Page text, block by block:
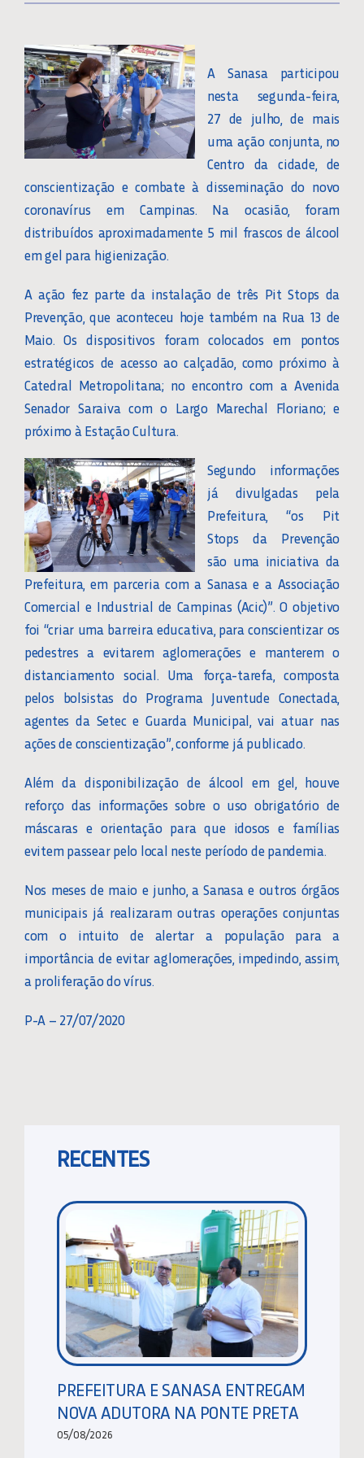
A Sanasa participou
nesta segunda-feira,
27 de julho, de mais
uma ação conjunta, no
Centro da cidade, de
conscientização e combate à disseminação do novo
coronavírus em Campinas. Na ocasião, foram
distribuídos aproximadamente 5 mil frascos de álcool
em gel para higienização.
A ação fez parte da instalação de três Pit Stops da
Prevenção, que aconteceu hoje também na Rua 13 de
Maio. Os dispositivos foram colocados em pontos
estratégicos de acesso ao calçadão, como próximo à
Catedral Metropolitana; no encontro com a Avenida
Senador Saraiva com o Largo Marechal Floriano; e
próximo à Estação Cultura.
Segundo informações
já divulgadas pela
Prefeitura, “os Pit
Stops da Prevenção
são uma iniciativa da
Prefeitura, em parceria com a Sanasa e a Associação
Comercial e Industrial de Campinas (Acic)”. O objetivo
foi “criar uma barreira educativa, para conscientizar os
pedestres a evitarem aglomerações e manterem o
distanciamento social. Uma força-tarefa, composta
pelos bolsistas do Programa Juventude Conectada,
agentes da Setec e Guarda Municipal, vai atuar nas
ações de conscientização”, conforme já publicado.
Além da disponibilização de álcool em gel, houve
reforço das informações sobre o uso obrigatório de
máscaras e orientação para que idosos e famílias
evitem passear pelo local neste período de pandemia.
Nos meses de maio e junho, a Sanasa e outros órgãos
municipais já realizaram outras operações conjuntas
com o intuito de alertar a população para a
importância de evitar aglomerações, impedindo, assim,
a proliferação do vírus.
P-A – 27/07/2020
RECENTES
PREFEITURA E SANASA ENTREGAM
NOVA ADUTORA NA PONTE PRETA
05/08/2026